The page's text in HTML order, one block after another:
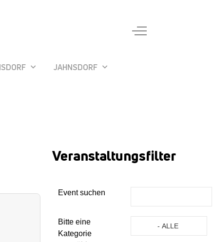
Off-Canvas Toggle
JAHNSDORF
Veranstaltungsfilter
Event suchen
Bitte eine
Kategorie
- ALLE